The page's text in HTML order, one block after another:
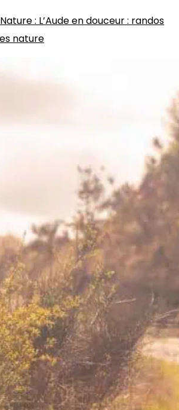
Nature: L’Aude en douceur : randos
nature